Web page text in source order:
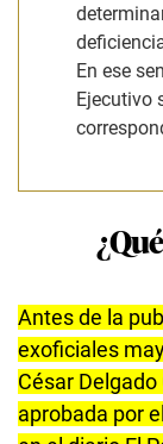
En ese
Ejecutivo
Antes de la
exoficiales
César
aprobada por